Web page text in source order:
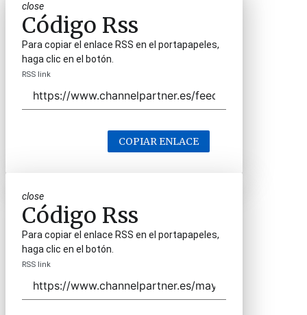
close
Código Rss
Para copiar el enlace RSS en el portapapeles,
haga clic en el botón.
RSS link
COPIAR ENLACE
close
Código Rss
Para copiar el enlace RSS en el portapapeles,
haga clic en el botón.
RSS link